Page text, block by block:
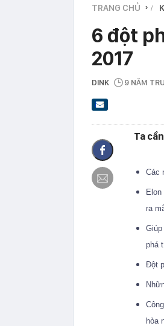
TRANG CHỦ ›
6 đột
2017
DINK 9 NĂM
Ta
Các
ra
phá
Đột
hòa